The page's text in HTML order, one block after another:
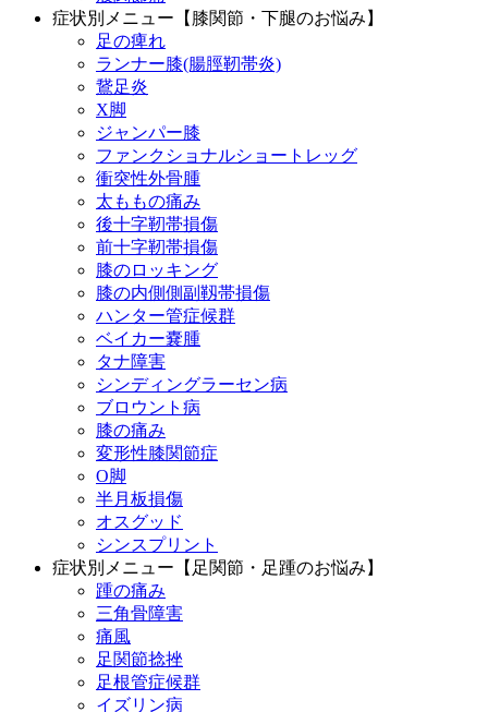
症状別メニュー【膝関節・下腿のお悩み】
足の痺れ
ランナー膝(腸脛靭帯炎)
鵞足炎
X脚
ジャンパー膝
ファンクショナルショートレッグ
衝突性外骨腫
太ももの痛み
後十字靭帯損傷
前十字靭帯損傷
膝のロッキング
膝の内側側副靱帯損傷
ハンター管症候群
ベイカー嚢腫
タナ障害
シンディングラーセン病
ブロウント病
膝の痛み
変形性膝関節症
O脚
半月板損傷
オスグッド
シンスプリント
症状別メニュー【足関節・足踵のお悩み】
踵の痛み
三角骨障害
痛風
足関節捻挫
足根管症候群
イズリン病